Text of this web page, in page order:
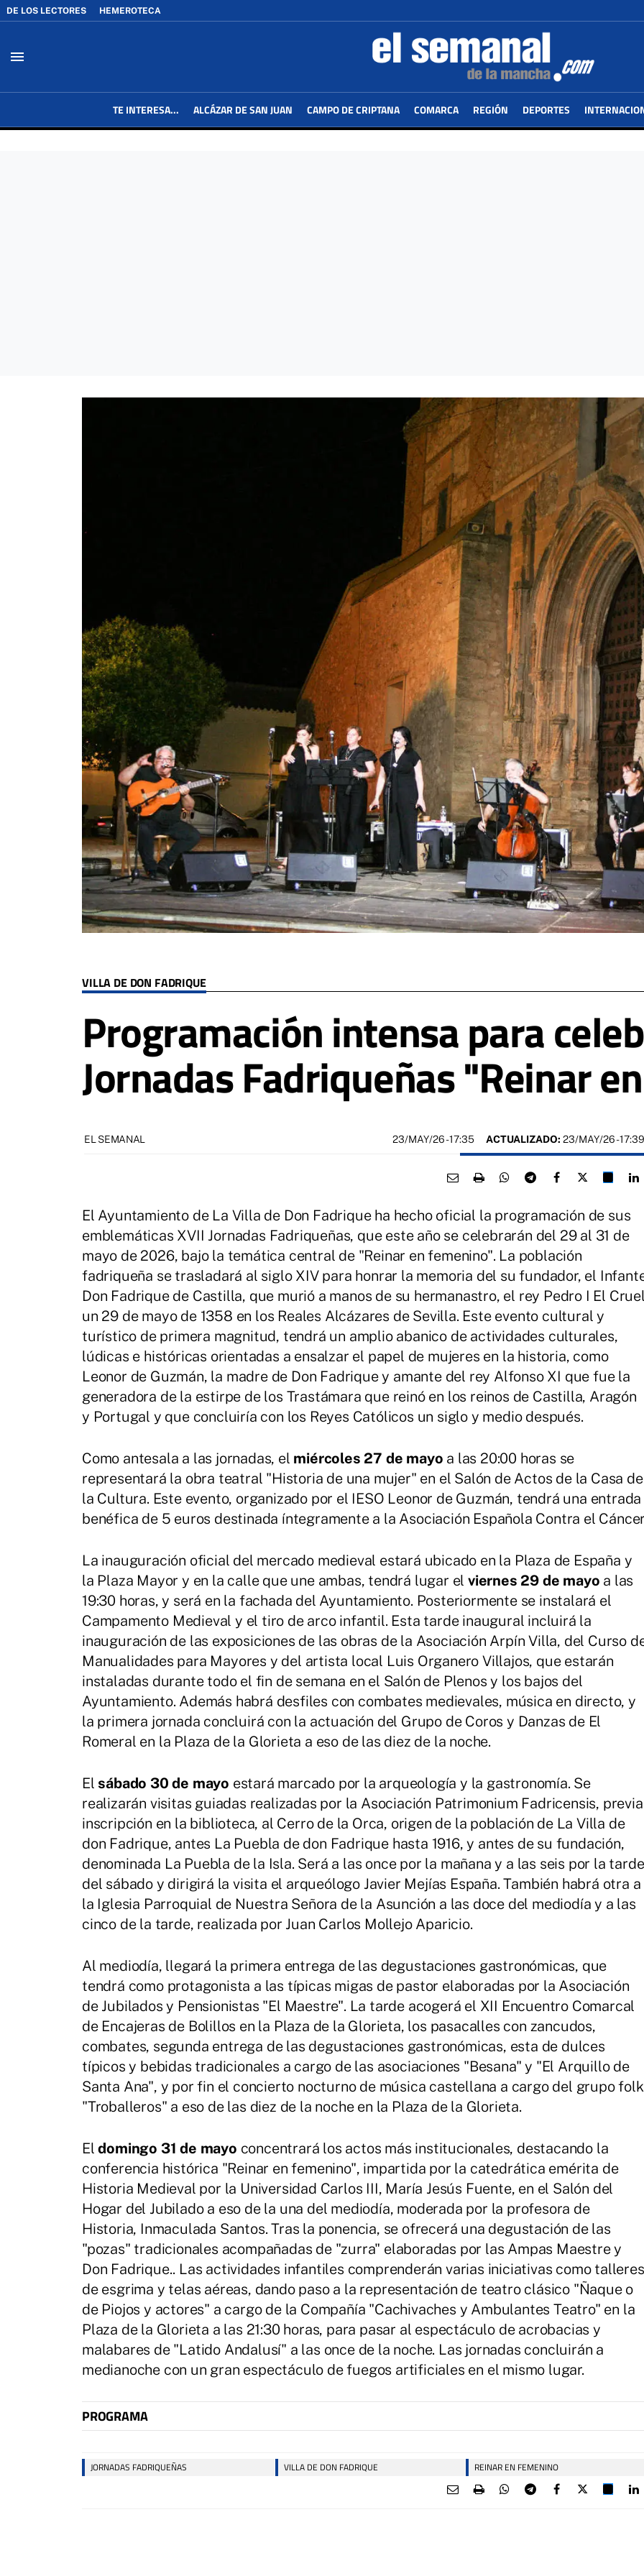
DE LOS LECTORES HEMEROTECA
menu
TE INTERESA... ALCÁZAR DE SAN JUAN CAMPO DE CRIPTANA COMARCA REGIÓN DEPORTES
VILLA DE DON FADRIQUE
Programación intensa para
Jornadas Fadriqueñas "Reinar
EL SEMANAL 23/MAY/26- 17:35 ACTUALIZADO: 23/MAY/26 - 17:39
El Ayuntamiento de La Villa de Don Fadrique ha hecho oficial la programación de sus
emblemáticas XVII Jornadas Fadriqueñas, que este año se celebrarán del 29 al 31 de
mayo de 2026, bajo la temática central de "Reinar en femenino". La población
fadriqueña se trasladará al siglo XIV para honrar la memoria del su fundador, el
Don Fadrique de Castilla, que murió a manos de su hermanastro, el rey Pedro I El Cruel
un 29 de mayo de 1358 en los Reales Alcázares de Sevilla. Este evento cultural y
turístico de primera magnitud, tendrá un amplio abanico de actividades culturales,
lúdicas e históricas orientadas a ensalzar el papel de mujeres en la historia, como
Leonor de Guzmán, la madre de Don Fadrique y amante del rey Alfonso XI que fue la
generadora de la estirpe de los Trastámara que reinó en los reinos de Castilla, Aragón
y Portugal y que concluiría con los Reyes Católicos un siglo y medio después.
Como antesala a las jornadas, el miércoles 27 de mayo a las 20:00 horas se
representará la obra teatral "Historia de una mujer" en el Salón de Actos de la Casa de
la Cultura. Este evento, organizado por el IESO Leonor de Guzmán, tendrá una entrada
benéfica de 5 euros destinada íntegramente a la Asociación Española Contra el
La inauguración oficial del mercado medieval estará ubicado en la Plaza de España y
la Plaza Mayor y en la calle que une ambas, tendrá lugar el viernes 29 de mayo a las
19:30 horas, y será en la fachada del Ayuntamiento. Posteriormente se instalará el
Campamento Medieval y el tiro de arco infantil. Esta tarde inaugural incluirá la
inauguración de las exposiciones de las obras de la Asociación Arpín Villa, del Curso
Manualidades para Mayores y del artista local Luis Organero Villajos, que estarán
instaladas durante todo el fin de semana en el Salón de Plenos y los bajos del
Ayuntamiento. Además habrá desfiles con combates medievales, música en directo, y
la primera jornada concluirá con la actuación del Grupo de Coros y Danzas de El
Romeral en la Plaza de la Glorieta a eso de las diez de la noche.
El sábado 30 de mayo estará marcado por la arqueología y la gastronomía. Se
realizarán visitas guiadas realizadas por la Asociación Patrimonium Fadricensis, previa
inscripción en la biblioteca, al Cerro de la Orca, origen de la población de La Villa de
don Fadrique, antes La Puebla de don Fadrique hasta 1916, y antes de su fundación,
denominada La Puebla de la Isla. Será a las once por la mañana y a las seis por la tarde
del sábado y dirigirá la visita el arqueólogo Javier Mejías España. También habrá otra a
la Iglesia Parroquial de Nuestra Señora de la Asunción a las doce del mediodía y a las
cinco de la tarde, realizada por Juan Carlos Mollejo Aparicio.
Al mediodía, llegará la primera entrega de las degustaciones gastronómicas, que
tendrá como protagonista a las típicas migas de pastor elaboradas por la Asociación
de Jubilados y Pensionistas "El Maestre". La tarde acogerá el XII Encuentro Comarcal
de Encajeras de Bolillos en la Plaza de la Glorieta, los pasacalles con zancudos,
combates, segunda entrega de las degustaciones gastronómicas, esta de dulces
típicos y bebidas tradicionales a cargo de las asociaciones "Besana" y "El Arquillo de
Santa Ana", y por fin el concierto nocturno de música castellana a cargo del grupo folk
"Troballeros" a eso de las diez de la noche en la Plaza de la Glorieta.
Eldomingo 31 de mayo concentrará los actos más institucionales, destacando la
conferencia histórica "Reinar en femenino", impartida por la catedrática emérita de
Historia Medieval por la Universidad Carlos III, María Jesús Fuente, en el Salón del
Hogar del Jubilado a eso de la una del mediodía, moderada por la profesora de
Historia, Inmaculada Santos. Tras la ponencia, se ofrecerá una degustación de las
"pozas" tradicionales acompañadas de "zurra" elaboradas por las Ampas Maestre y
Don Fadrique.. Las actividades infantiles comprenderán varias iniciativas como talleres
de esgrima y telas aéreas, dando paso a la representación de teatro clásico "Ñaque o
de Piojos y actores" a cargo de la Compañía "Cachivaches y Ambulantes Teatro" en la
Plaza de la Glorieta a las 21:30 horas, para pasar al espectáculo de acrobacias y
malabares de "Latido Andalusí" a las once de la noche. Las jornadas concluirán a
medianoche con un gran espectáculo de fuegos artificiales en el mismo lugar.
PROGRAMA
JORNADAS FADRIQUEÑAS VILLA DE DON FADRIQUE REINAR EN FEMENINO